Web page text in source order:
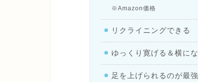
※Amazon価格
リクライニングできる
ゆっくり寛げる＆横に
足を上げられるのが最